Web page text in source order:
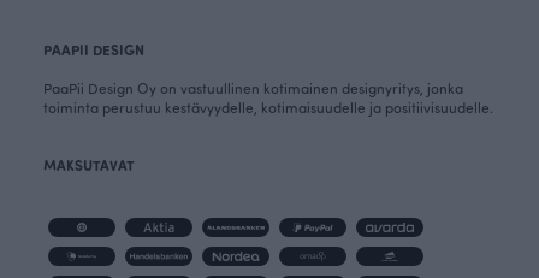
PAAPII DESIGN
PaaPii Design Oy on vastuullinen kotimainen designyritys, jonka
toiminta perustuu kestävyydelle, kotimaisuudelle ja positiivisuudelle.
MAKSUTAVAT